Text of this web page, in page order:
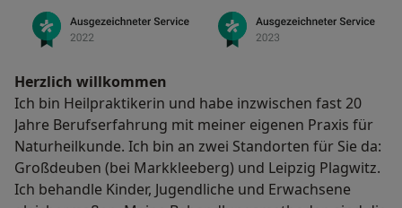
Herzlich willkommen
Ich bin Heilpraktikerin und habe inzwischen fast 20
Jahre Berufserfahrung mit meiner eigenen Praxis für
Naturheilkunde. Ich bin an zwei Standorten für Sie da:
Großdeuben (bei Markkleeberg) und Leipzig Plagwitz.
Ich behandle Kinder, Jugendliche und Erwachsene